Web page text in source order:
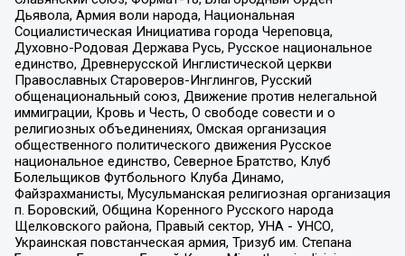
Дьявола, Армия воли народа, Национальная
Социалистическая Инициатива города Череповца,
Духовно-Родовая Держава Русь, Русское национальное
единство, Древнерусской Инглистической церкви
Православных Староверов-Инглингов, Русский
общенациональный союз, Движение против нелегальной
иммиграции, Кровь и Честь, О свободе совести и о
религиозных объединениях, Омская организация
общественного политического движения Русское
национальное единство, Северное Братство, Клуб
Болельщиков Футбольного Клуба Динамо,
Файзрахманисты, Мусульманская религиозная организация
п. Боровский, Община Коренного Русского народа
Щелковского района, Правый сектор, УНА - УНСО,
Украинская повстанческая армия, Тризуб им. Степана